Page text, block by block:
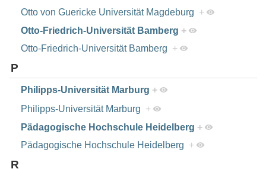
Otto von Guericke Universität Magdeburg +
Otto-Friedrich-Universität Bamberg +
Otto-Friedrich-Universität Bamberg +
P
Philipps-Universität Marburg +
Philipps-Universität Marburg +
Pädagogische Hochschule Heidelberg +
Pädagogische Hochschule Heidelberg +
R